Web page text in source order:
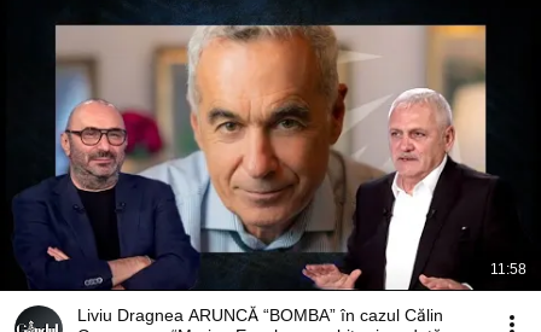
11:58
Liviu Dragnea ARUNCĂ “BOMBA” în cazul Călin